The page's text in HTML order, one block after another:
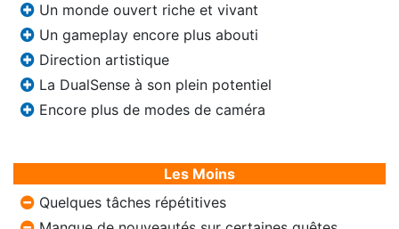
Un monde ouvert riche et vivant
Un gameplay encore plus abouti
Direction artistique
La DualSense à son plein potentiel
Encore plus de modes de caméra
Les Moins
Quelques tâches répétitives